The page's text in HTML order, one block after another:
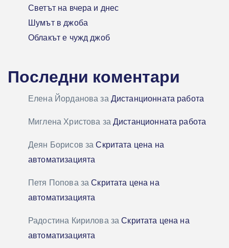
Светът на вчера и днес
Шумът в джоба
Облакът е чужд джоб
Последни коментари
Елена ЙордановазаДистанционната работа
Миглена Христова заДистанционната работа
Деян Борисов заСкритата цена на
автоматизацията
Петя ПоповазаСкритата цена на
автоматизацията
Радостина КириловазаСкритата цена на
автоматизацията